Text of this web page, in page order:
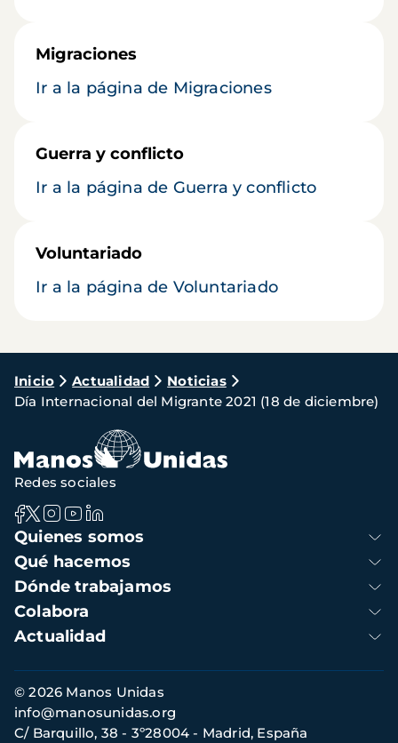
Migraciones
Ir a la página de Migraciones
Guerra y conflicto
Ir a la página de Guerra y conflicto
Voluntariado
Ir a la página de Voluntariado
Ruta
de
navegación
Inicio Actualidad
Noticias
Día Internacional del Migrante 2021 (18 de diciembre)
Navegación
principal
Quienes somos
Qué hacemos
Dónde trabajamos
Colabora
Actualidad
Redes sociales
Información
de
contacto
© 2026 Manos Unidas
C/ Barquillo, 38 - 3º28004 - Madrid, España
info@manosunidas.org